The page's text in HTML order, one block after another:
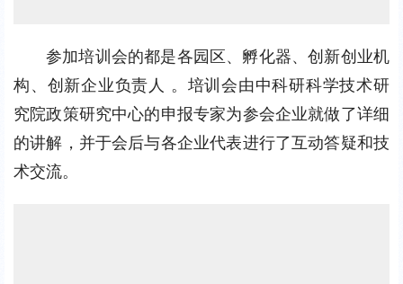
参加培训会的都是各园区、孵化器、创新创业机
构、创新企业负责人 。培训会由中科研科学技术研
究院政策研究中心的申报专家为参会企业就做了详细
的讲解，并于会后与各企业代表进行了互动答疑和技
术交流。